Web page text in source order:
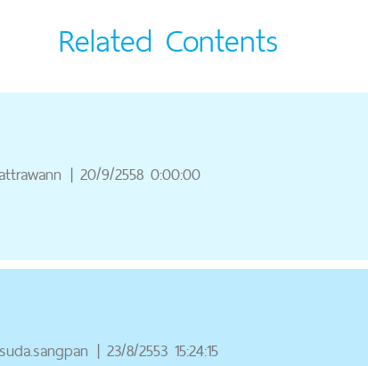
Related Contents
| 20/9/2558 0:00:00
| 23/8/2553 15:24:15